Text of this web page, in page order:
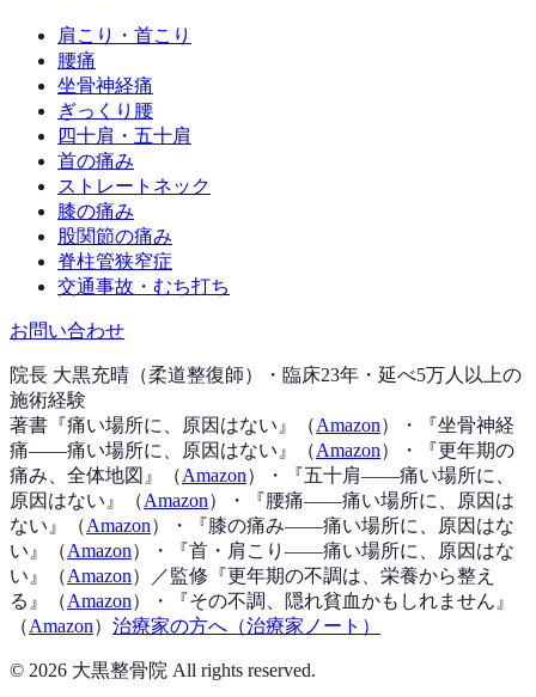
肩こり・首こり
腰痛
坐骨神経痛
ぎっくり腰
四十肩・五十肩
首の痛み
ストレートネック
膝の痛み
股関節の痛み
脊柱管狭窄症
交通事故・むち打ち
お問い合わせ
院長 大黒充晴（柔道整復師）・臨床23年・延べ5万人以上の
施術経験
著書『痛い場所に、原因はない 』（Amazon） ・『坐骨神経
痛——痛い場所に、原因はない 』（Amazon） ・『更年期の
痛み、全体地図 』（Amazon） ・『五十肩——痛い場所に、
原因はない 』（Amazon） ・『腰痛——痛い場所に、原因は
ない 』（Amazon） ・『膝の痛み——痛い場所に、原因はな
い 』（Amazon） ・『首・肩こり——痛い場所に、原因はな
い 』（Amazon） ／監修『更年期の不調は、栄養から整え
る 』（Amazon） ・『その不調、隠れ貧血かもしれません 』
（Amazon） 治療家の方へ（治療家ノート）
© 2026 大黒整骨院 All rights reserved.